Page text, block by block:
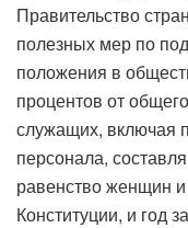
Правительство
полезных мер по
положения в
процентов от
служащих, включая
персонала,
равенство женщин
Конституции, и год